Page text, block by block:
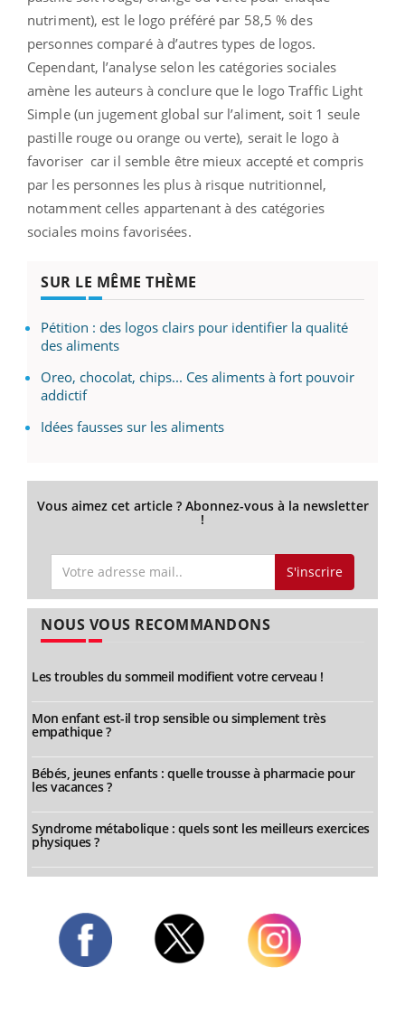
nutriment), est le logo préféré par 58,5 % des
personnes comparé à d’autres types de logos.
Cependant, l’analyse selon les catégories sociales
amène les auteurs à conclure que le logo Traffic Light
Simple (un jugement global sur l’aliment, soit 1 seule
pastille rouge ou orange ou verte), serait le logo à
favoriser car il semble être mieux accepté et compris
par les personnes les plus à risque nutritionnel,
notamment celles appartenant à des catégories
sociales moins favorisées.
SUR LE MÊME THÈME
Pétition : des logos clairs pour identifier la qualité
des aliments
Oreo, chocolat, chips... Ces aliments à fort pouvoir
addictif
Idées fausses sur les aliments
Vous aimez cet article ? Abonnez-vous à la newsletter
!
S'inscrire
NOUS VOUS RECOMMANDONS
Les troubles du sommeil modifient votre cerveau !
Mon enfant est-il trop sensible ou simplement très
empathique ?
Bébés, jeunes enfants : quelle trousse à pharmacie pour
les vacances ?
Syndrome métabolique : quels sont les meilleurs exercices
physiques ?